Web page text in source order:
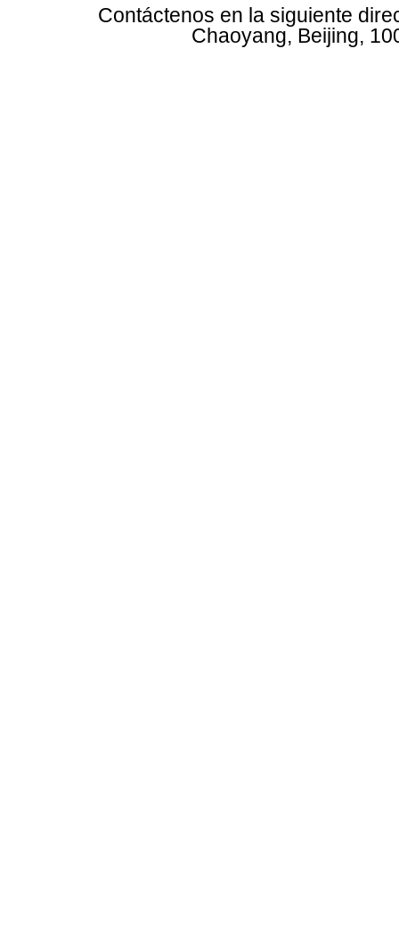
Contáctenos en la siguiente
Chaoyang, Beijing,